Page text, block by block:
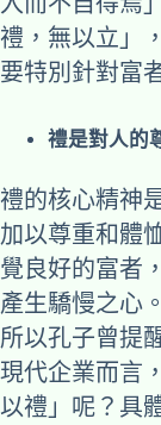
禮，無以立」
要特別針對富
禮是對人的
禮的核心精神
加以尊重和體
覺良好的富者
產生驕慢之心
所以孔子曾提
現代企業而言
以禮」呢？具